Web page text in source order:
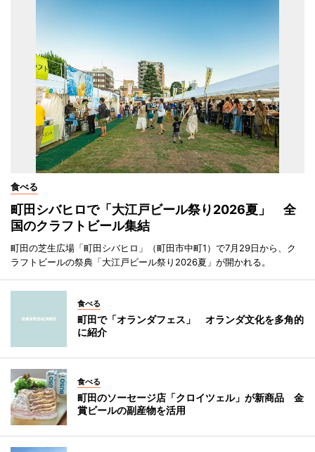
食べる
町田シバヒロで「大江戸ビール祭り2026夏」 全
国のクラフトビール集結
町田の芝生広場「町田シバヒロ」（町田市中町1）で7月29日から、ク
ラフトビールの祭典「大江戸ビール祭り2026夏」が開かれる。
食べる
町田で「オランダフェス」 オランダ文化を多角的
に紹介
食べる
町田のソーセージ店「クロイツェル」が新商品 金
賞ビールの副産物を活用